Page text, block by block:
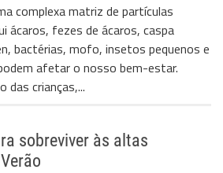
complexa matriz de partículas
ácaros, fezes de ácaros, caspa
bactérias, mofo, insetos pequenos e
afetar o nosso bem-estar.
das crianças,...
sobreviver às altas